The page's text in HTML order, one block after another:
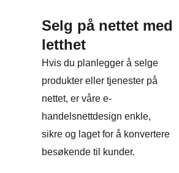
Selg på nettet med
letthet
Hvis du planlegger å selge
produkter eller tjenester på
nettet, er våre e-
handelsnettdesign enkle,
sikre og laget for å konvertere
besøkende til kunder.